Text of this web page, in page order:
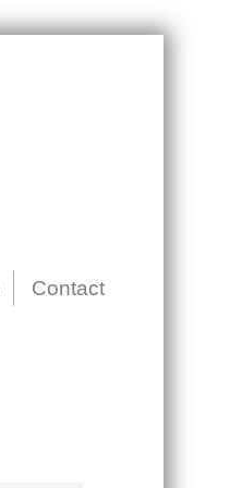
Contact